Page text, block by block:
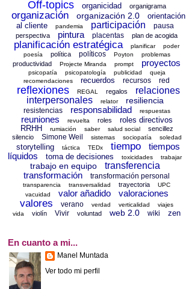
Off-topics organicidad organigrama
organización organización 2.0
orientación
al cliente
pandemia participación pausa
perspectiva pintura placentas plan de acogida
planificación estratégica planificar
poder
poesía
política políticos Poyton problemas
productividad Projecte Miranda prompt proyectos
psicopatía psicopatología publicidad
queja
recomendaciones
recuerdos recursos red
reflexiones REGAL regalos
relaciones
interpersonales
relator resiliencia
resistencias responsabilidad respuestas
reuniones revuelta roles
roles directivos
RRHH
rumiación saber salud social
sencillez
silencio
Simone Weil sistemas sociopatía soledad
storytelling táctica TEDx tiempo
tiempos
líquidos
toma de decisiones toxicidades trabajar
trabajo en equipo
transferencia
transformación
transformación personal
transparencia transversalidad trayectoria
UPC
vacuidad
valor añadido valoraciones
valores verano verdad verticalidad
viajes
vida
violín Vivir voluntad web 2.0 wiki zen
En cuanto a mi...
Manel Muntada
Ver todo mi perfil